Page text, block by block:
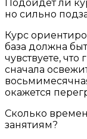
Подойдёт ли
но сильно
Курс
база должна
чувствуете,
сначала
окажется
Сколько
занятиям?